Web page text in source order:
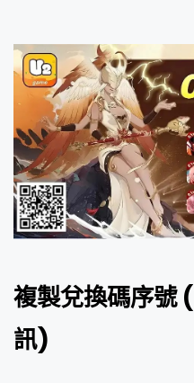
複製兌換碼序號 (
訊)